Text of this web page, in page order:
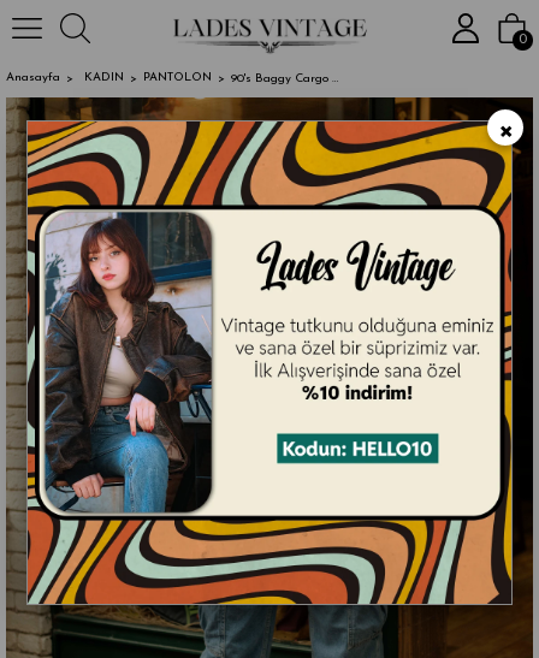
2000₺ ve
0
Anasayfa KADIN PANTOLON 90's Baggy Cargo Jean's
×